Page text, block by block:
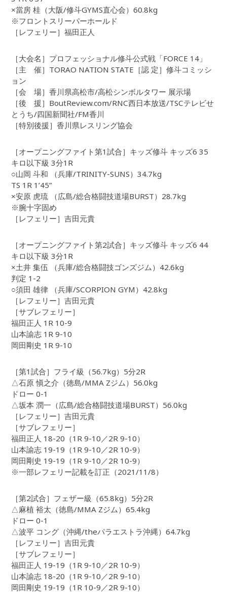
×當房 桂（大阪/修斗GYMS直心会）60.8kg
※フロントスリーパーホールド
［レフェリー］福田正人
［大会名］プロフェッショナル修斗公式戦「FORCE 14」
［主 催］TORAO NATION STATE［認 定］修斗コミッシ
ョン
［会 場］香川県高松市/高松シンボルタワー 展示場
［後 援］BoutReview.com/RNC西日本放送/TSCテレビせ
とうち/四国新聞社/FM香川
［特別後援］香川県レスリング協会
［オープニングファイト第1試合］キッズ修斗 キッズ6 35
キロ以下級 3分1R
○山岡 斗和 （兵庫/TRINITY-SUNS）34.7kg
TS 1R 1’45”
×安原 虎琉 （広島/総合格闘技道場BURST）28.7kg
※腕十字固め
［レフェリー］吉田元貴
［オープニングファイト第2試合］キッズ修斗 キッズ6 44
キロ以下級 3分1R
×土井 集伍 （兵庫/総合格闘技ゴンズジム）42.6kg
判定 1-2
○須田 雄律 （兵庫/SCORPION GYM）42.8kg
［レフェリー］吉田元貴
［サブレフェリー］
福田正人 1R 10-9
山本諭志 1R 9-10
岡田剛史 1R 9-10
［第1試合］フライ級（56.7kg）5分2R
△石原 愼之介（徳島/MMA Zジム）56.0kg
ドロー 0-1
△坂本 潤一（広島/総合格闘技道場BURST）56.0kg
［レフェリー］吉田元貴
［サブレフェリー］
福田正人 18-20（1R 9-10／2R 9-10）
山本諭志 19-19（1R 9-10／2R 10-9）
岡田剛史 19-19（1R 9-10／2R 10-9）
※一部レフェリー記載を訂正（2021/11/8）
［第2試合］フェザー級（65.8kg）5分2R
△麻植 裕太（徳島/MMA Zジム）65.4kg
ドロー 0-1
△波平 コング（沖縄/theパラエストラ沖縄）64.7kg
［レフェリー］吉田元貴
［サブレフェリー］
福田正人 19-19（1R 9-10／2R 10-9）
山本諭志 18-20（1R 9-10／2R 9-10）
岡田剛史 19-19（1R 10-9／2R 9-10）